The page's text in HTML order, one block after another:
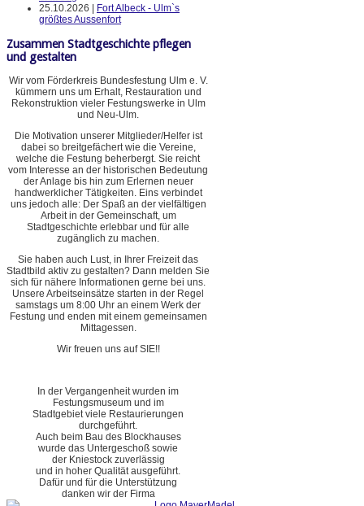
25.10.2026 |
Fort Albeck - Ulm`s
größtes Aussenfort
Zusammen Stadtgeschichte pflegen
und gestalten
Wir vom Förderkreis Bundesfestung Ulm e. V.
kümmern uns um Erhalt, Restauration und
Rekonstruktion vieler Festungswerke in Ulm
und Neu-Ulm.
Die Motivation unserer Mitglieder/Helfer ist
dabei so breitgefächert wie die Vereine,
welche die Festung beherbergt. Sie reicht
vom Interesse an der historischen Bedeutung
der Anlage bis hin zum Erlernen neuer
handwerklicher Tätigkeiten. Eins verbindet
uns jedoch alle: Der Spaß an der vielfältigen
Arbeit in der Gemeinschaft, um
Stadtgeschichte erlebbar und für alle
zugänglich zu machen.
Sie haben auch Lust, in Ihrer Freizeit das
Stadtbild aktiv zu gestalten? Dann melden Sie
sich für nähere Informationen gerne bei uns.
Unsere Arbeitseinsätze starten in der Regel
samstags um 8:00 Uhr an einem Werk der
Festung und enden mit einem gemeinsamen
Mittagessen.
Wir freuen uns auf SIE!!
In der Vergangenheit wurden im
Festungsmuseum und im
Stadtgebiet viele Restaurierungen
durchgeführt.
Auch beim Bau des Blockhauses
wurde das Untergeschoß sowie
der Kniestock zuverlässig
und in hoher Qualität ausgeführt.
Dafür und für die Unterstützung
danken wir der Firma